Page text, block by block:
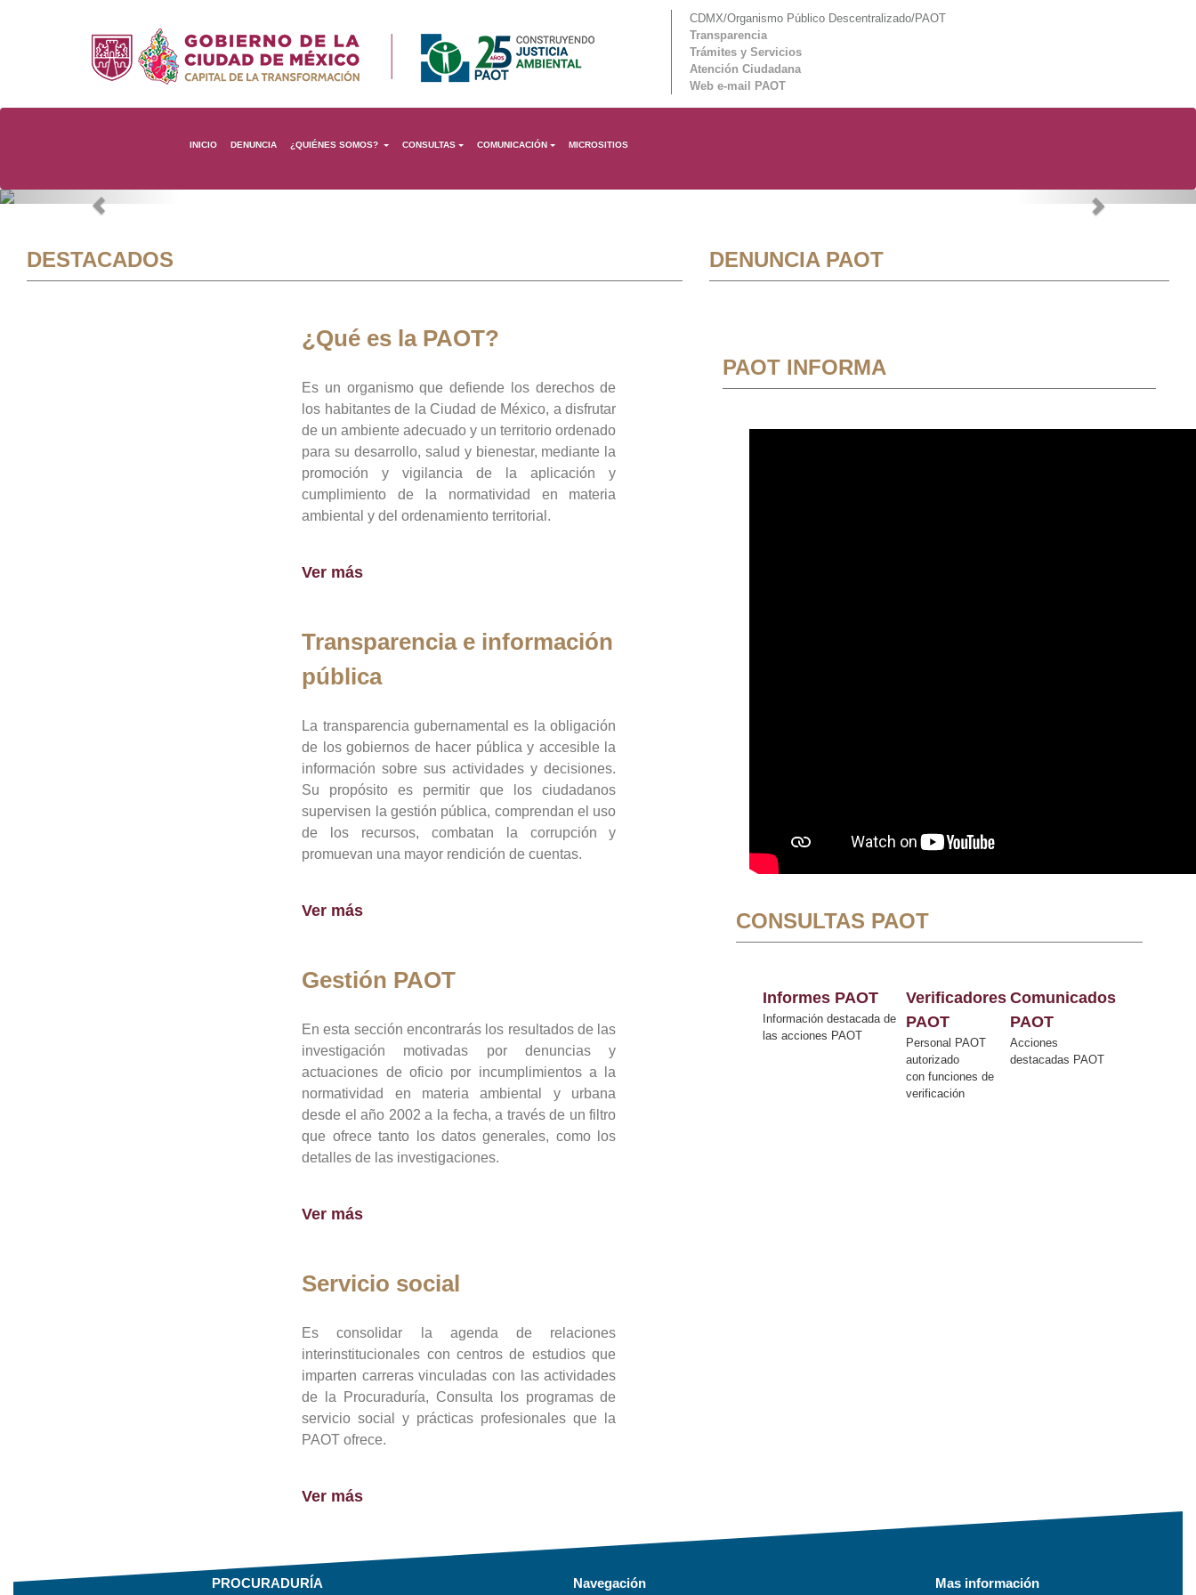
CDMX/Organismo Público Descentralizado/PAOT
Transparencia
Trámites y Servicios
Atención Ciudadana
Web e-mail PAOT
INICIO DENUNCIA ¿QUIÉNES SOMOS? CONSULTAS COMUNICACIÓN MICROSITIOS
Previous Next
DESTACADOS
¿Qué es la PAOT?
Es un organismo que defiende los derechos de
los habitantes de la Ciudad de México, a disfrutar
de un ambiente adecuado y un territorio ordenado
para su desarrollo, salud y bienestar, mediante la
promoción y vigilancia de la aplicación y
cumplimiento de la normatividad en materia
ambiental y del ordenamiento territorial.
Ver más
Transparencia e información
pública
La transparencia gubernamental es la obligación
de los gobiernos de hacer pública y accesible la
información sobre sus actividades y decisiones.
Su propósito es permitir que los ciudadanos
supervisen la gestión pública, comprendan el uso
de los recursos, combatan la corrupción y
promuevan una mayor rendición de cuentas.
Ver más
Gestión PAOT
En esta sección encontrarás los resultados de las
investigación motivadas por denuncias y
actuaciones de oficio por incumplimientos a la
normatividad en materia ambiental y urbana
desde el año 2002 a la fecha, a través de un filtro
que ofrece tanto los datos generales, como los
detalles de las investigaciones.
Ver más
Servicio social
Es consolidar la agenda de relaciones
interinstitucionales con centros de estudios que
imparten carreras vinculadas con las actividades
de la Procuraduría, Consulta los programas de
servicio social y prácticas profesionales que la
PAOT ofrece.
Ver más
DENUNCIA PAOT
PAOT INFORMA
CONSULTAS PAOT
Informes PAOT
Información destacada de
las acciones PAOT
Verificadores
PAOT
Personal PAOT
autorizado
con funciones de
verificación
Comunicados
PAOT
Acciones
destacadas PAOT
PROCURADURÍA Navegación Mas información